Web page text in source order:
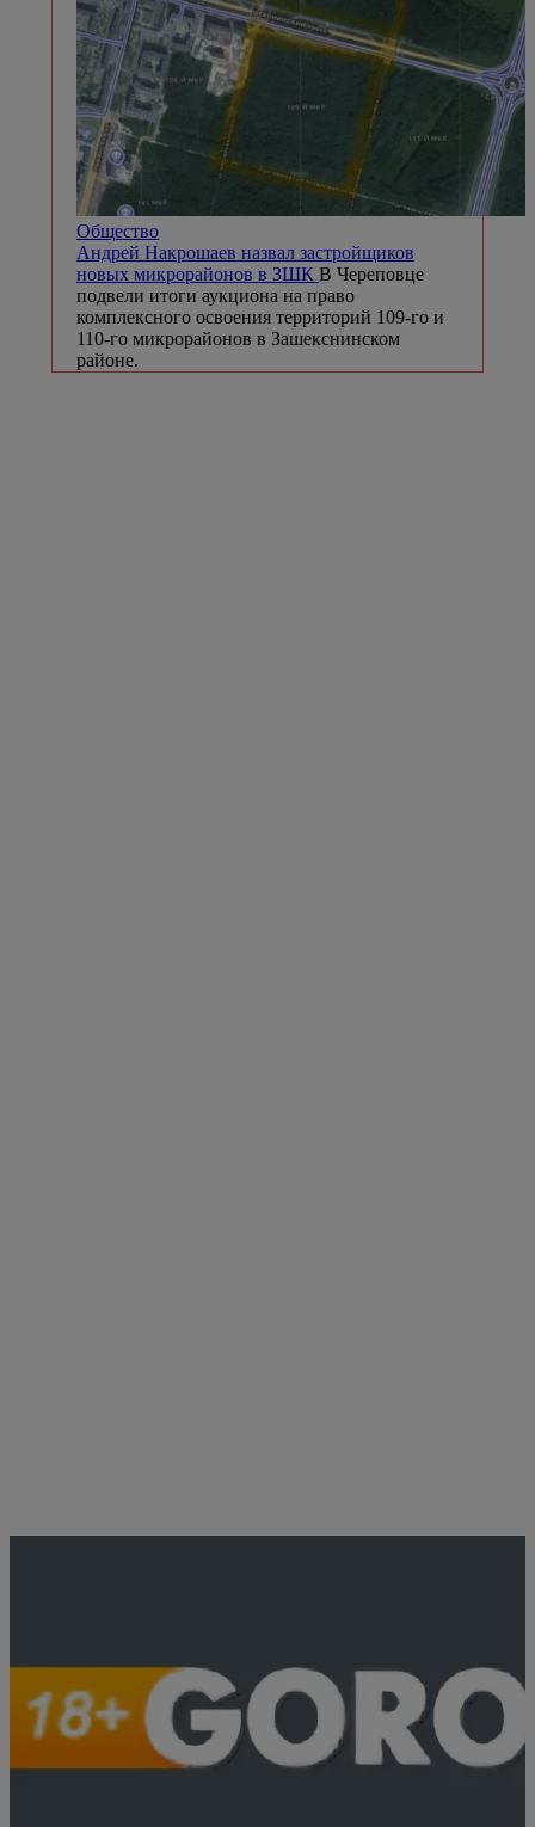
Общество
Андрей Накрошаев назвал застройщиков
новых микрорайонов в ЗШК В Череповце
подвели итоги аукциона на право
комплексного освоения территорий 109-го и
110-го микрорайонов в Зашекснинском
районе.